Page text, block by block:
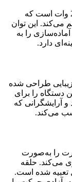
سشوار گلدن مکس مدل 2023 دارای توان 2000 وات است که
می‌کند. این توان
را به
دارد.
طراحی شده
دستگاه را برای
و آرایشگرانی که
می‌کند.
را به‌صورت
می‌کند. حلقه
تعبیه شده است.